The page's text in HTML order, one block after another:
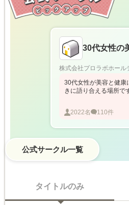
30代女性の
株式会社プロラボホール
30代女性が美容と健康
きに語り合える場所で
2022名 110件
公式サークル一覧
タイトルのみ